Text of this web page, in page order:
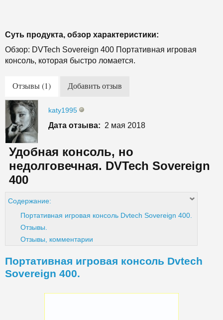
Суть продукта, обзор характеристики:
Обзор: DVTech Sovereign 400 Портативная игровая
консоль, которая быстро ломается.
Отзывы (1) Добавить отзыв
katy1995
Дата отзыва: 2 мая 2018
Удобная консоль, но
недолговечная. DVTech Sovereign
400
Содержание:
Портативная игровая консоль Dvtech Sovereign 400.
Отзывы.
Отзывы, комментарии
Портативная игровая консоль Dvtech
Sovereign 400.